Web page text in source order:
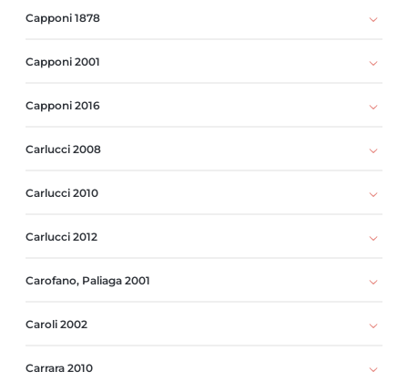
Capponi 1878
Capponi 2001
Capponi 2016
Carlucci 2008
Carlucci 2010
Carlucci 2012
Carofano, Paliaga 2001
Caroli 2002
Carrara 2010